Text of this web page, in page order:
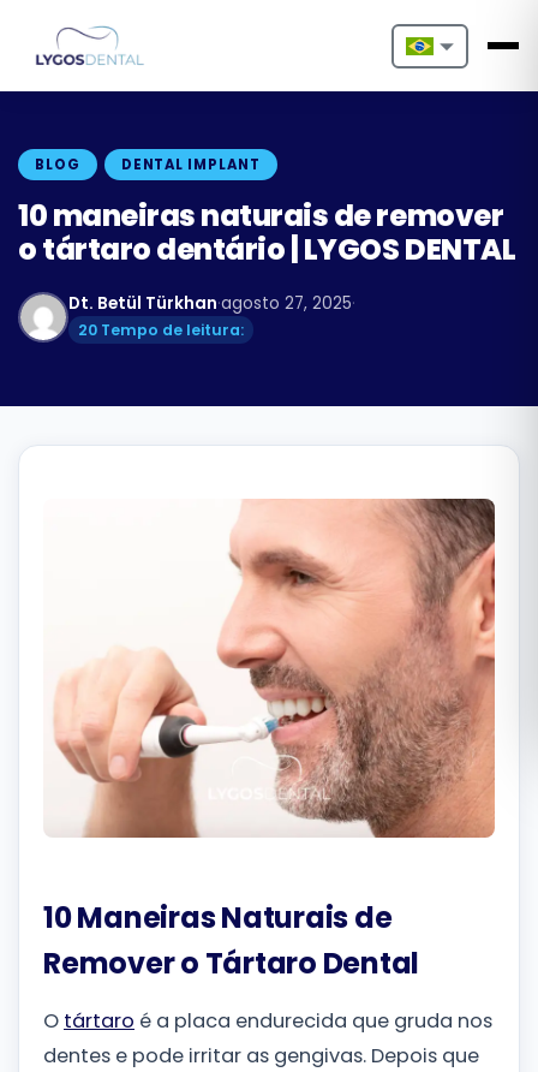
Nederlands
Deutsch
Български
Română
Русский
BLOG DENTAL IMPLANT
10 maneiras naturais de remover
o tártaro dentário | LYGOS DENTAL
Dt. Betül Türkhan·agosto 27, 2025·
20 Tempo de leitura:
10 Maneiras Naturais de
Remover o Tártaro Dental
O tártaro é a placa endurecida que gruda nos
dentes e pode irritar as gengivas. Depois que